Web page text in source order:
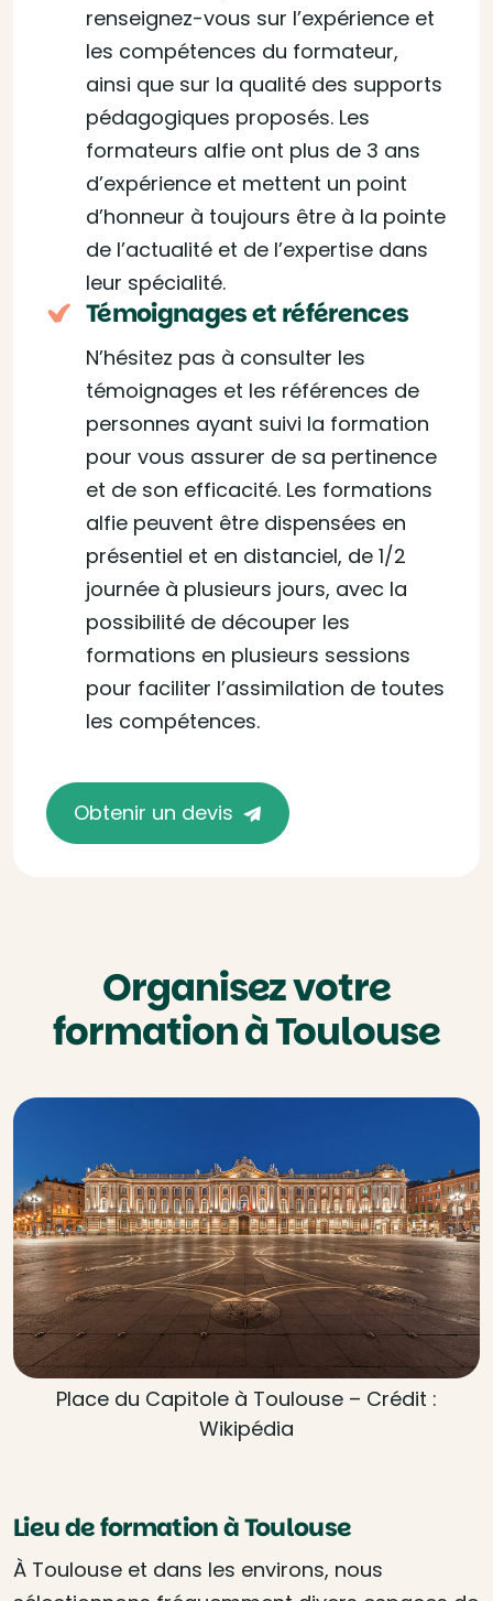
renseignez-vous sur l’expérience et
les compétences du formateur,
ainsi que sur la qualité des supports
pédagogiques proposés. Les
formateurs alfie ont plus de 3 ans
d’expérience et mettent un point
d’honneur à toujours être à la pointe
de l’actualité et de l’expertise dans
leur spécialité.
Témoignages et références
N’hésitez pas à consulter les
témoignages et les références de
personnes ayant suivi la formation
pour vous assurer de sa pertinence
et de son efficacité. Les formations
alfie peuvent être dispensées en
présentiel et en distanciel, de 1/2
journée à plusieurs jours, avec la
possibilité de découper les
formations en plusieurs sessions
pour faciliter l’assimilation de toutes
les compétences.
Obtenir un devis
Organisez votre
formation à Toulouse
Place du Capitole à Toulouse – Crédit :
Wikipédia
Lieu de formation à Toulouse
À Toulouse et dans les environs, nous